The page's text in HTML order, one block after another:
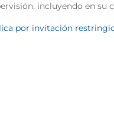
incluyendo en
por invitación